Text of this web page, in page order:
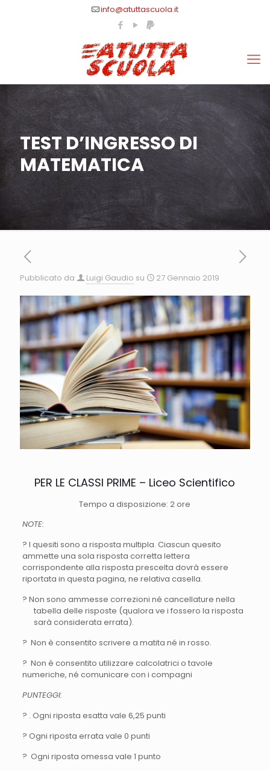
info@atuttascuola.it
TEST D’INGRESSO DI
MATEMATICA
Pubblicato da Luigi Gaudio su 27 Gennaio 2019
PER LE CLASSI PRIME – Liceo Scientifico
Tempo a disposizione: 2 ore
NOTE:
? I quesiti sono a risposta multipla. Ciascun quesito
ammette una sola risposta corretta lettera
corrispondente alla risposta prescelta dovrà essere
riportata in questa pagina, ne relativa casella.
? Non sono ammesse correzioni né cancellature nella
tabella delle risposte (qualora ve i fossero la risposta
sarà considerata errata).
? Non è consentito scrivere a matita né in rosso.
? Non è consentito utilizzare calcolatrici o tavole
numeriche, né comunicare con i compagni
PUNTEGGI:
? . Ogni riposta esatta vale 6,25 punti
? Ogni riposta errata vale 0 punti
? Ogni riposta omessa vale 1 punto